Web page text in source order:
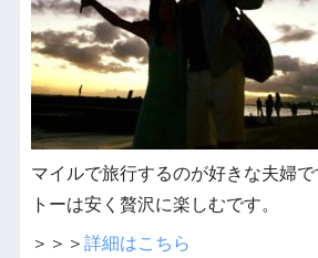
マイルで旅行するのが好きな夫婦
トーは安く贅沢に楽しむです。
＞＞＞ 詳細はこちら